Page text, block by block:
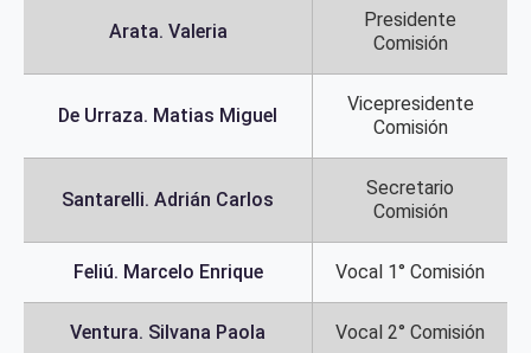
CULTURA
Arata. Valeria
Presidente
Comisión
De Urraza. Matias Miguel
Vicepresidente
Comisión
Santarelli. Adrián Carlos
Secretario
Comisión
Feliú. Marcelo Enrique Vocal 1° Comisión
Ventura. Silvana Paola Vocal 2° Comisión